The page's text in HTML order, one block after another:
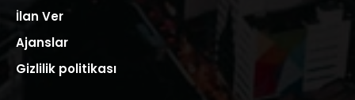
İlan Ver
Ajanslar
Gizlilik politikası